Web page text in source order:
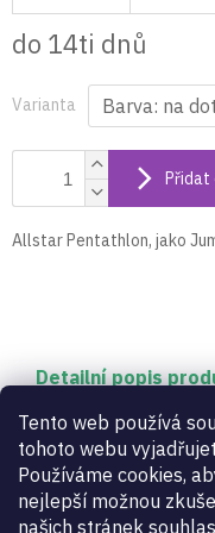
Tento web používá
tohoto webu
Používáme cookies,
nejlepší možnou
našich stránek
do 14ti dnů
Varianta
Přidat
Allstar Pentathlon, jako
Detailní popis
Allstar Pentathlon,
pětiboj, taš